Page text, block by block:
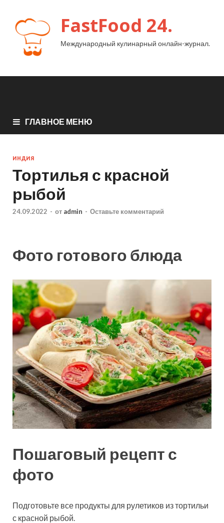
FastFood 24.
Международный кулинарный онлайн-журнал.
ГЛАВНОЕ МЕНЮ
ИНДИЯ
Тортилья с красной
рыбой
24.09.2022 - от admin - Оставьте комментарий
Фото готового блюда
Пошаговый рецепт с
фото
Подготовьте все продукты для рулетиков из тортильи
с красной рыбой.